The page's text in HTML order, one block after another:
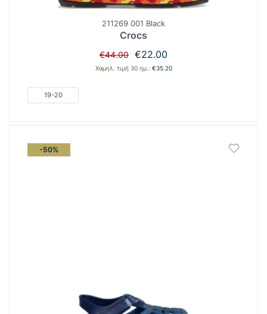
211269 001 Black
Crocs
€44.00 Original
price
€22.00
τρέχουσα
Χαμηλ. τιμή 30 ημ.: €35.20
19-20
-50%